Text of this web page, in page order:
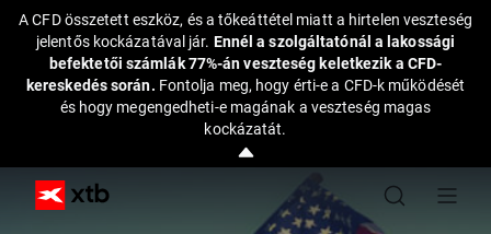
A CFD összetett eszköz, és a tőkeáttétel miatt a hirtelen veszteség
jelentős kockázatával jár. Ennél a szolgáltatónál a lakossági
befektetői számlák 77%-án veszteség keletkezik a CFD-
kereskedés során. Fontolja meg, hogy érti-e a CFD-k működését
és hogy megengedheti-e magának a veszteség magas
kockázatát.